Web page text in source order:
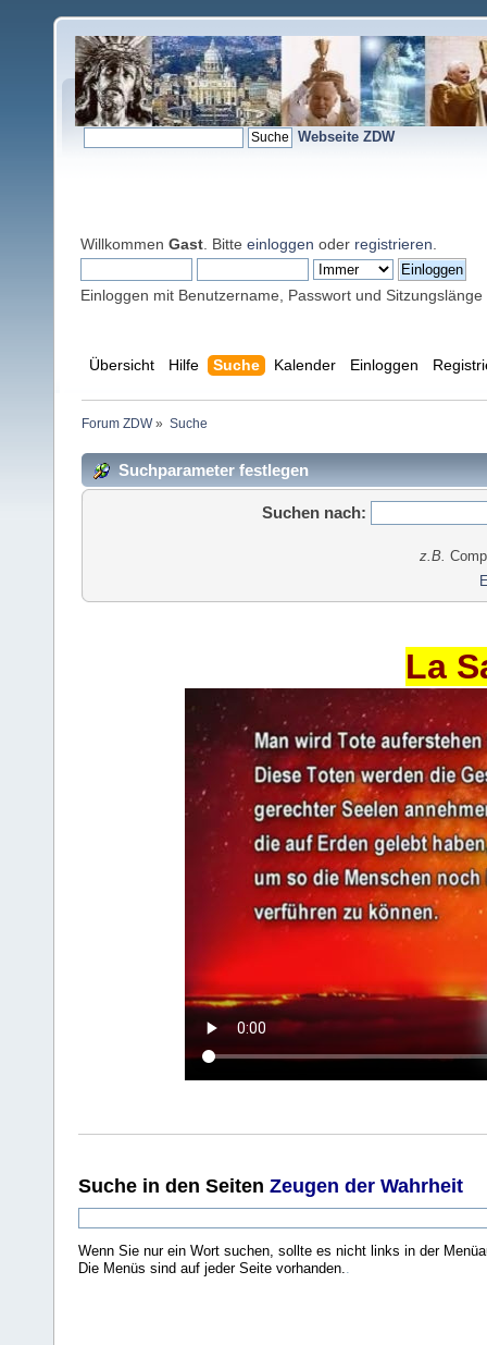
Webseite ZDW
Willkommen Gast . Bitte einloggen oder registrieren
Einloggen mit Benutzername, Passwort und Sitzungslänge
Übersicht Hilfe Suche Kalender Einloggen
Forum ZDW» Suche
Suchparameter festlegen
Suchen nach:
z.B.
La
Suche in den Seiten Zeugen der Wahrheit
Wenn Sie nur ein Wort suchen, sollte es nicht links in der
Die Menüs sind auf jeder Seite vorhanden..